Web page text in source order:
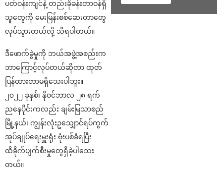
ပတ်ဝန်းကျင်နဲ့ တည်းခိုခန်းတာဝန်ရှိ
သူတွေကို မေးမြန်းစစ်ဆေးတာတွေ
လုပ်သွားတယ်လို့ သိရပါတယ်။
ဒီဖောက်ခွဲမှုကို ဘယ်အဖွဲ့အစည်းက
ဘာကြောင့်လုပ်တယ်ဆိုတာ ထုတ်
ပြန်ထားတာမရှိသေးပါဘူး။
၂၀၂၂ ခုနှစ်၊ နိုဝင်ဘာလ ၂၈ ရက်
ညနေပိုင်းကလည်း ချမ်းမြသာစည်
မြို့နယ်၊ ကျွန်းလုံးဥသျှောင်ရပ်ကွက်
အုပ်ချုပ်ရေးမှူးရုံး ဗုံးပစ်ခံရပြီး
ထိခိုက်ပျက်စီးမှုတွေရှိခဲ့ပါသေး
တယ်။